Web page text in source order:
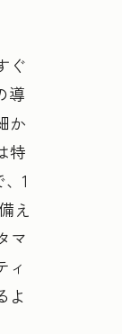
件
ぐ
導
か
特
1
え
マ
ィ
よ